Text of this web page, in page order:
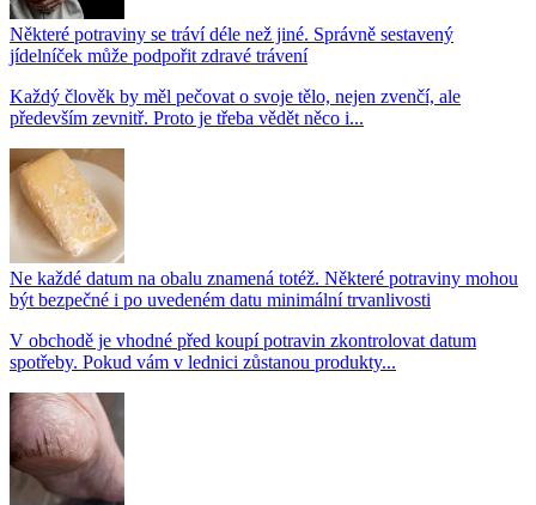
Některé potraviny se tráví déle než jiné. Správně sestavený
jídelníček může podpořit zdravé trávení
Každý člověk by měl pečovat o svoje tělo, nejen zvenčí, ale
především zevnitř. Proto je třeba vědět něco i...
Ne každé datum na obalu znamená totéž. Některé potraviny mohou
být bezpečné i po uvedeném datu minimální trvanlivosti
V obchodě je vhodné před koupí potravin zkontrolovat datum
spotřeby. Pokud vám v lednici zůstanou produkty...